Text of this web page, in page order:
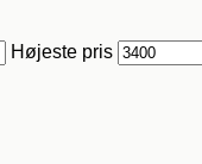
Højeste pris